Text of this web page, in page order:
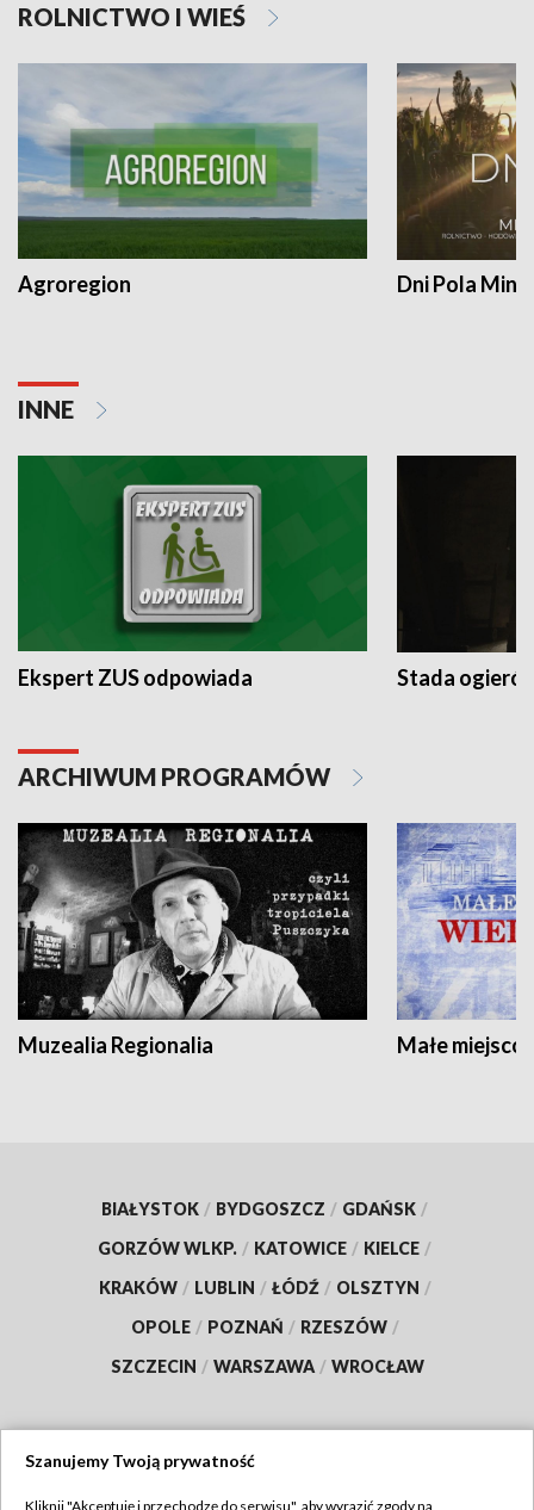
ROLNICTWO I WIEŚ
Agroregion Dni Pola
INNE
Ekspert ZUS odpowiada Stada
ARCHIWUM PROGRAMÓW
Muzealia Regionalia Małe
BIAŁYSTOK / BYDGOSZCZ / GDAŃSK /
GORZÓW WLKP. / KATOWICE / KIELCE /
KRAKÓW / LUBLIN / ŁÓDŹ / OLSZTYN /
OPOLE / POZNAŃ / RZESZÓW /
SZCZECIN / WARSZAWA / WROCŁAW
Szanujemy Twoją prywatność
Kliknij "Akceptuję i przechodzę do serwisu", aby wyrazić zgody na